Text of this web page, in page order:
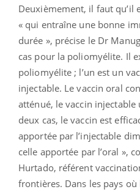
Deuxièmement, il faut qu’il
« qui entraîne une bonne
durée », précise le Dr
cas pour la poliomyélite. Il
poliomyélite ; l’un est un
injectable. Le vaccin oral
atténué, le vaccin
deux cas, le vaccin est
apportée par l’injectable
celle apportée par l’oral »,
Hurtado, référent
frontières. Dans les pays